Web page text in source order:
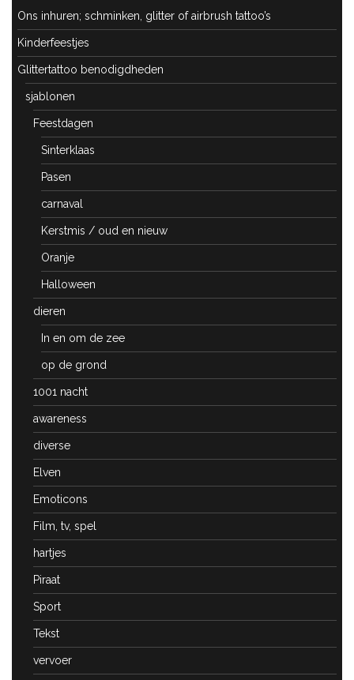
Ons inhuren; schminken, glitter of airbrush tattoo’s
Kinderfeestjes
Glittertattoo benodigdheden
sjablonen
Feestdagen
Sinterklaas
Pasen
carnaval
Kerstmis / oud en nieuw
Oranje
Halloween
dieren
In en om de zee
op de grond
1001 nacht
awareness
diverse
Elven
Emoticons
Film, tv, spel
hartjes
Piraat
Sport
Tekst
vervoer